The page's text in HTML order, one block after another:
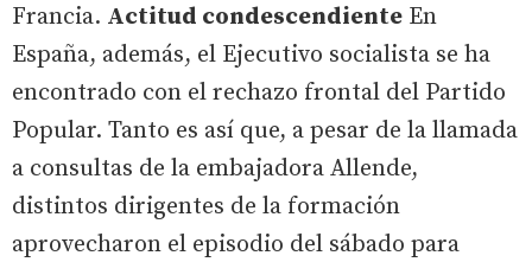
Francia. Actitud condescendiente En
España, además, el Ejecutivo socialista se ha
encontrado con el rechazo frontal del Partido
Popular. Tanto es así que, a pesar de la llamada
a consultas de la embajadora Allende,
distintos dirigentes de la formación
aprovecharon el episodio del sábado para